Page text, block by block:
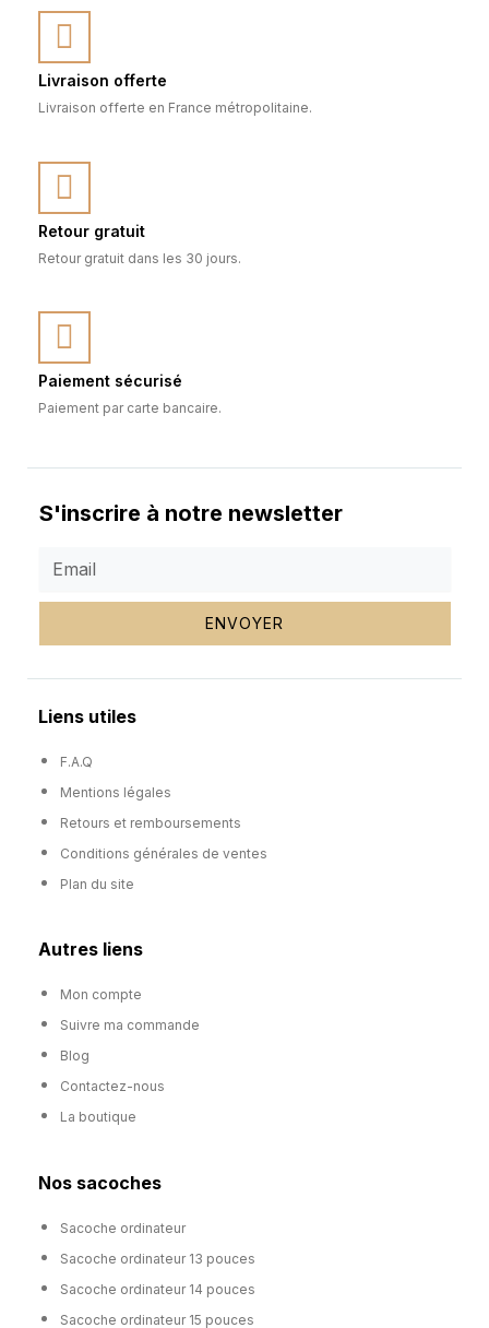
Livraison offerte
Livraison offerte en France métropolitaine.
Retour gratuit
Retour gratuit dans les 30 jours.
Paiement sécurisé
Paiement par carte bancaire.
S'inscrire à notre newsletter
ENVOYER
Liens utiles
F.A.Q
Mentions légales
Retours et remboursements
Conditions générales de ventes
Plan du site
Autres liens
Mon compte
Suivre ma commande
Blog
Contactez-nous
La boutique
Nos sacoches
Sacoche ordinateur
Sacoche ordinateur 13 pouces
Sacoche ordinateur 14 pouces
Sacoche ordinateur 15 pouces